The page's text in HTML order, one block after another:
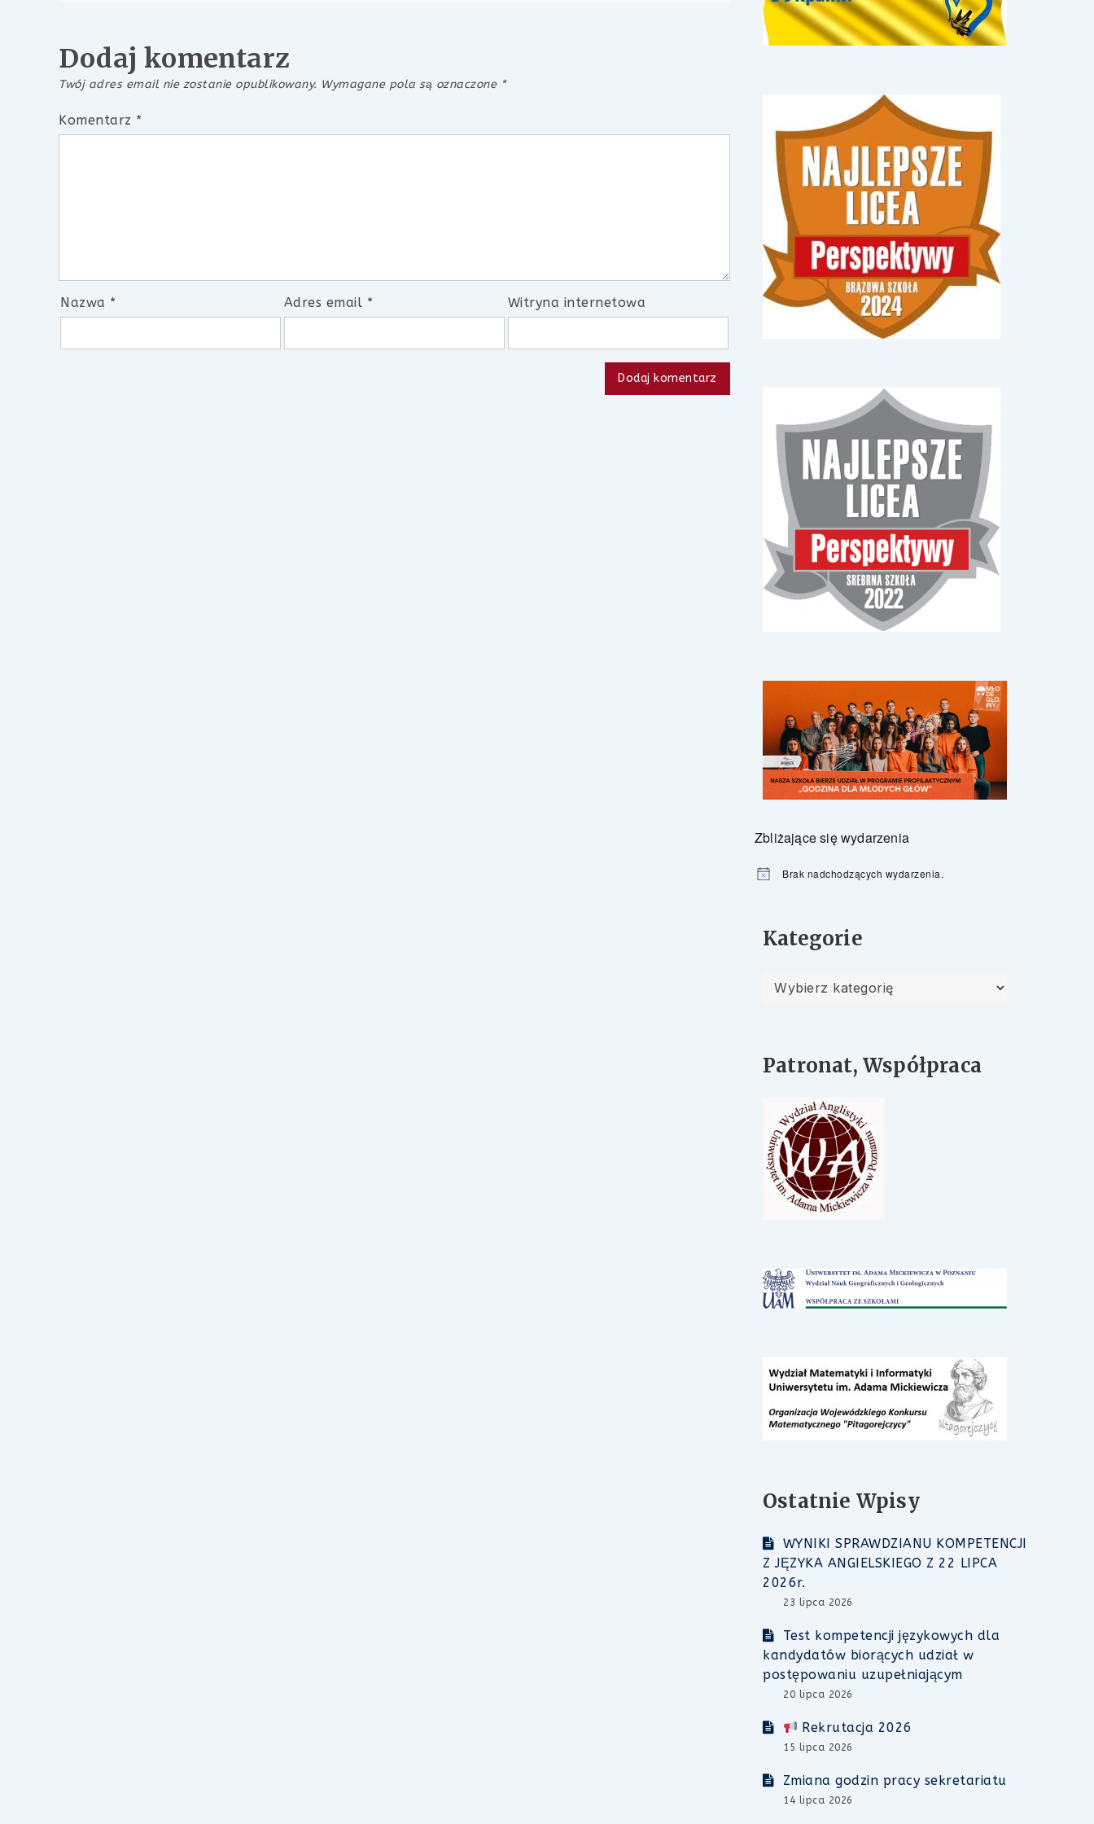
Dodaj komentarz
Twój adres email nie zostanie opublikowany. Wymagane pola są oznaczone *
Komentarz *
Nazwa * Adres email * Witryna internetowa
Zbliżające się wydarzenia
Powiadomienie
Brak nadchodzących wydarzenia.
Kategorie
Kategorie
Patronat, Współpraca
Ostatnie Wpisy
WYNIKI SPRAWDZIANU KOMPETENCJI
Z JĘZYKA ANGIELSKIEGO Z 22 LIPCA
2026r.
23 lipca 2026
Test kompetencji językowych dla
kandydatów biorących udział w
postępowaniu uzupełniającym
20 lipca 2026
Rekrutacja 2026
15 lipca 2026
Zmiana godzin pracy sekretariatu
14 lipca 2026